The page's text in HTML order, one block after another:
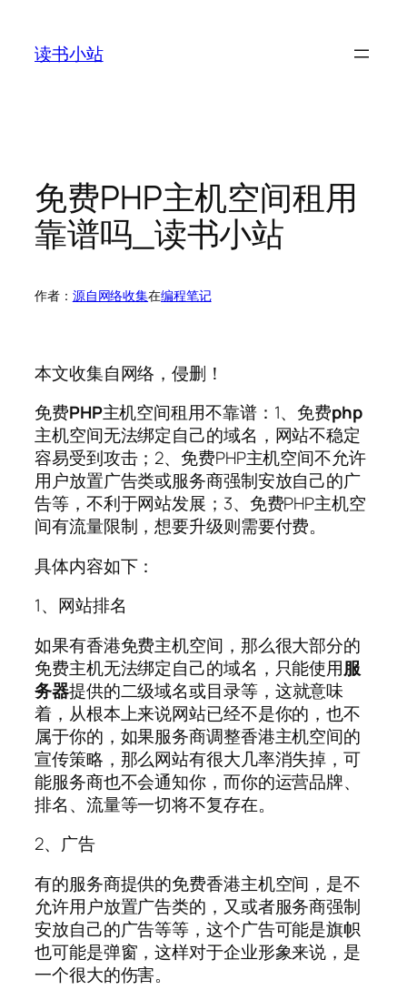
读书小站
免费PHP主机空间租用
靠谱吗_读书小站
作者： 源自网络收集在编程笔记
本文收集自网络，侵删！
免费PHP主机空间租用不靠谱：1、免费php
主机空间无法绑定自己的域名，网站不稳定
容易受到攻击；2、免费PHP主机空间不允许
用户放置广告类或服务商强制安放自己的广
告等，不利于网站发展；3、免费PHP主机空
间有流量限制，想要升级则需要付费。
具体内容如下：
1、网站排名
如果有香港免费主机空间，那么很大部分的
免费主机无法绑定自己的域名，只能使用服
务器提供的二级域名或目录等，这就意味
着，从根本上来说网站已经不是你的，也不
属于你的，如果服务商调整香港主机空间的
宣传策略，那么网站有很大几率消失掉，可
能服务商也不会通知你，而你的运营品牌、
排名、流量等一切将不复存在。
2、广告
有的服务商提供的免费香港主机空间，是不
允许用户放置广告类的，又或者服务商强制
安放自己的广告等等，这个广告可能是旗帜
也可能是弹窗，这样对于企业形象来说，是
一个很大的伤害。